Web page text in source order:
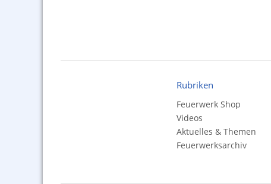
Rubriken
Feuerwerk Shop
Videos
Aktuelles & Themen
Feuerwerksarchiv